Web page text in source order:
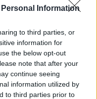
Information
to third parties, or
information for
the below opt-out
note that after your
continue seeing
information utilized by
to third parties prior to
69:68.
55:84, Latvija –
64:78.